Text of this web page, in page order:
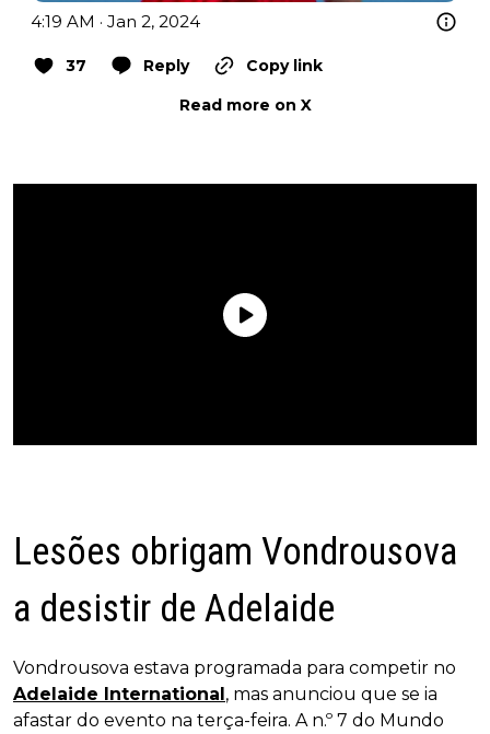
4:19 AM · Jan 2, 2024
37 Reply
Copy link
Read more on X
Lesões obrigam Vondrousova
a desistir de Adelaide
Vondrousova estava programada para competir no
Adelaide International, mas anunciou que se ia
afastar do evento na terça-feira. A n.º 7 do Mundo